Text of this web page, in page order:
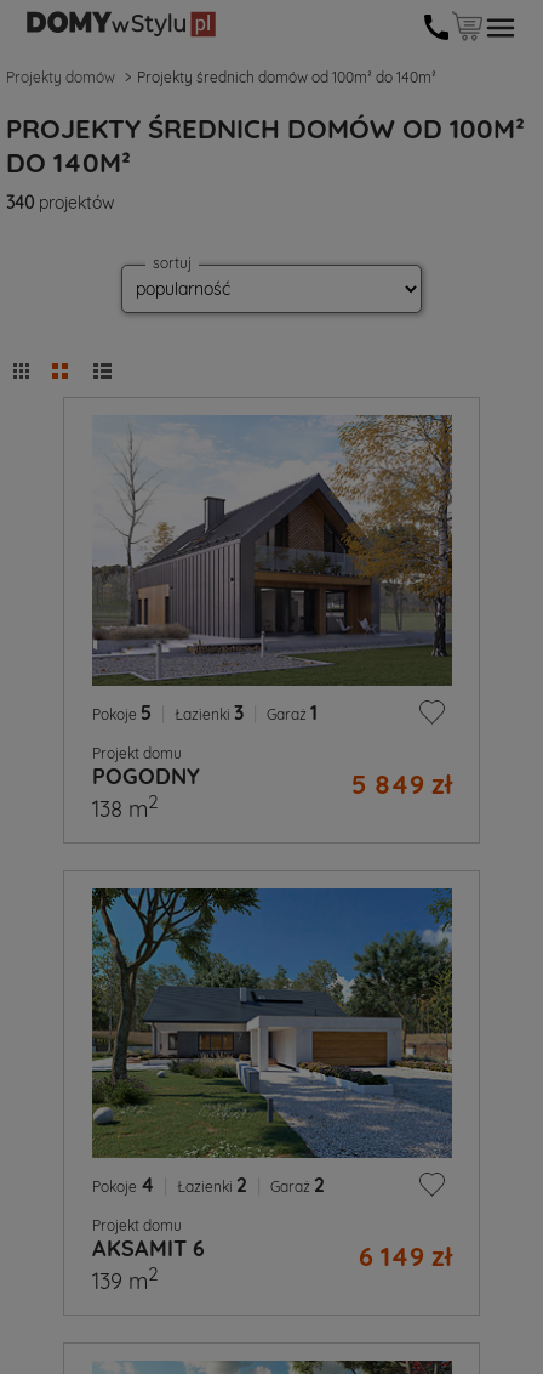
Projekty domów Projekty średnich domów od 100m² do 140m²
PROJEKTY ŚREDNICH DOMÓW OD 100M²
DO 140M²
340 projektów
sortuj
Pokoje 5 Łazienki 3 Garaż 1
Projekt domu
POGODNY 5 849 zł
138 m2
Pokoje 4 Łazienki 2 Garaż 2
Projekt domu
AKSAMIT 6 6 149 zł
139 m2